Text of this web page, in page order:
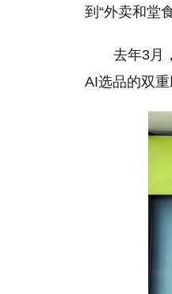
到“外卖和堂
去年3月
AI选品的双重